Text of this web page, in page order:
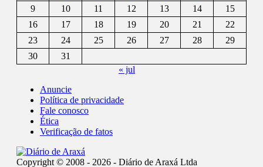
9
10 11 12 13 14
15
16
17 18 19 20 21
22
23
24 25 26 27 28
29
30
31
« jul
Anuncie
Política de privacidade
Fale conosco
Ética
Verificação de fatos
Copyright © 2008 - 2026 - Diário de Araxá Ltda